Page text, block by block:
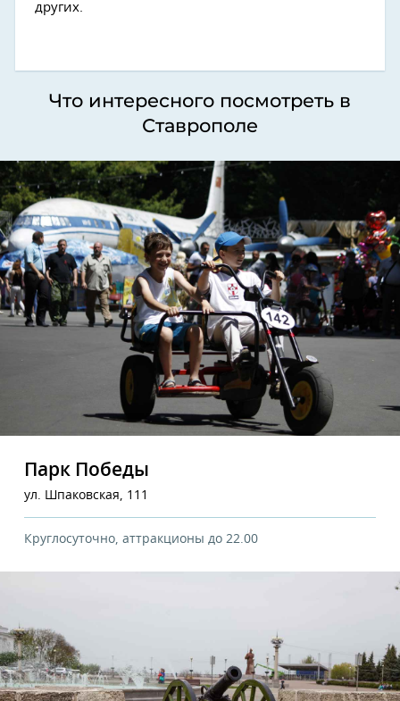
других.
Что интересного посмотреть в
Ставрополе
Парк Победы
ул. Шпаковская, 111
Круглосуточно, аттракционы до 22.00